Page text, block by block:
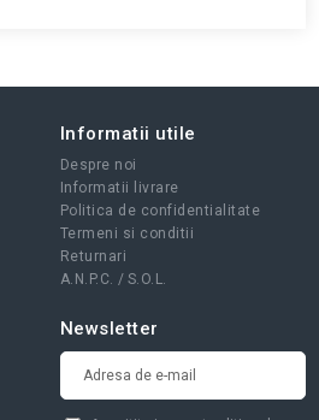
Informatii utile
Despre noi
Informatii livrare
Politica de confidentialitate
Termeni si conditii
Returnari
A.N.P.C. / S.O.L.
Newsletter